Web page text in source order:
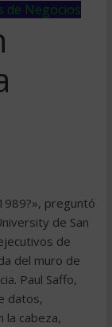
de Negocios
preguntó
de San
de
del muro de
Paul Saffo,
datos,
la cabeza,